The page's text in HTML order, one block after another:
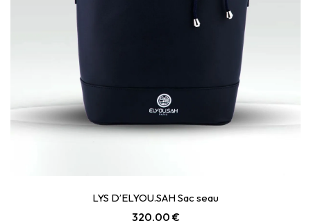
LYS D’ELYOU.SAH Sac seau
320,00 €